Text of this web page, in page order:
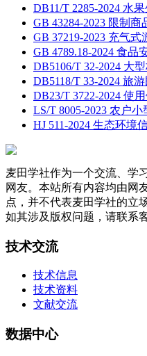
DB11/T 2285-2024 水
GB 43284-2023 限制
GB 37219-2023 充气
GB 4789.18-2024 食品
DB5106/T 32-2024 大
DB5118/T 33-2024 旅
DB23/T 3722-2024 使
LS/T 8005-2023 农户
HJ 511-2024 生态环境
麦田学社作为一个交流、学
网友。本站所有内容均由网
点，并不代表麦田学社的立
如其涉及版权问题，请联系
技术交流
技术信息
技术资料
文献交流
数据中心